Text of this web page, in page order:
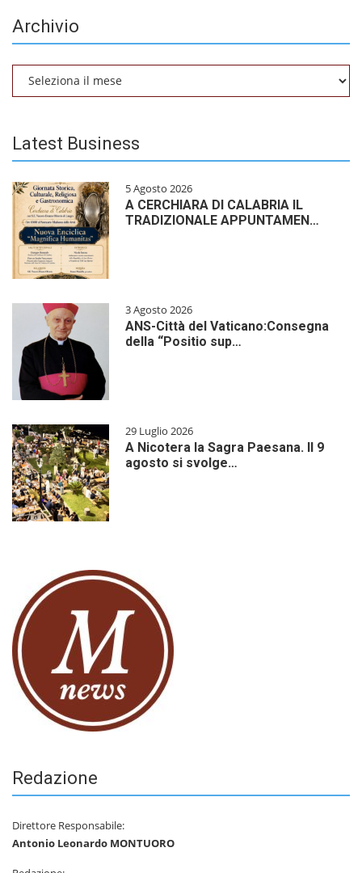
Archivio
Archivio
Latest Business
5 Agosto 2026
A CERCHIARA DI CALABRIA IL
TRADIZIONALE APPUNTAMEN…
3 Agosto 2026
ANS-Città del Vaticano:Consegna
della “Positio sup…
29 Luglio 2026
A Nicotera la Sagra Paesana. Il 9
agosto si svolge…
Redazione
Direttore Responsabile:
Antonio Leonardo MONTUORO